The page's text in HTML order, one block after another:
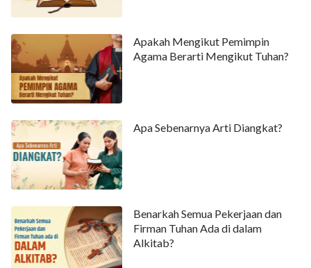
Apakah Mengikut Pemimpin
Agama Berarti Mengikut Tuhan?
Apa Sebenarnya Arti Diangkat?
Benarkah Semua Pekerjaan dan
Firman Tuhan Ada di dalam
Alkitab?